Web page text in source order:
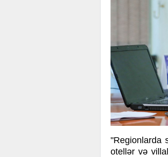
"Regionlarda
otellər və